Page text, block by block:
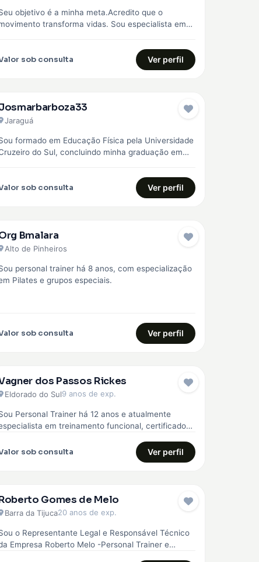
objetivo é a minha meta.Acredito que o
transforma vidas. Sou especialista em
sob consulta Ver perfil
Jaraguá
formado em Educação Física pela Universidade
do Sul, concluindo minha graduação em
sob consulta Ver perfil
Bmalara
Alto de Pinheiros
personal trainer há 8 anos, com especialização
Pilates e grupos especiais.
sob consulta Ver perfil
dos Passos Rickes
Eldorado do Sul9 anos de exp.
Personal Trainer há 12 anos e atualmente
em treinamento funcional, certificado
sob consulta Ver perfil
Gomes de Melo
Barra da Tijuca20 anos de exp.
o Representante Legal e Responsável Técnico
Empresa Roberto Melo -Personal Trainer e